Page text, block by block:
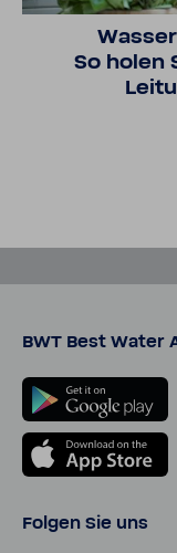
So holen
BWT Best Water
Folgen Sie uns